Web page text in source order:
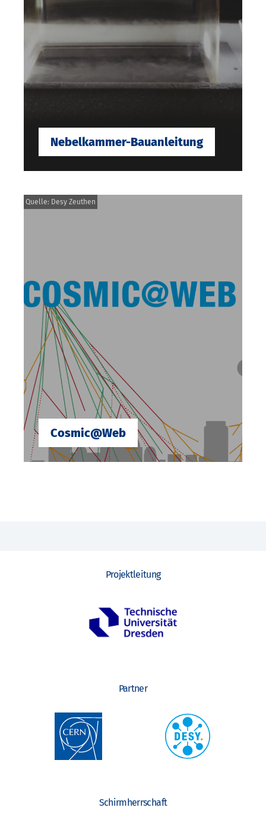
Nebelkammer-Bauanleitung
Quelle: Desy Zeuthen
Cosmic@Web
Projektleitung
Partner
Schirmherrschaft